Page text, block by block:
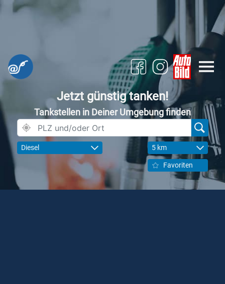
Jetzt günstig tanken!
Tankstellen in Deiner Umgebung finden
Diesel 5 km
Favoriten